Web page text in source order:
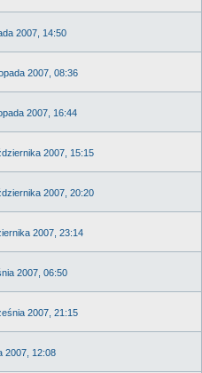
2007, 14:50
2007, 08:36
2007, 16:44
2007, 15:15
2007, 20:20
2007, 23:14
2007, 06:50
2007, 21:15
2007, 12:08